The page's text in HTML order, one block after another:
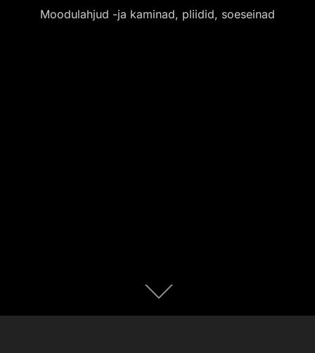
Moodulahjud -ja kaminad, pliidid, soeseinad
Scroll
down